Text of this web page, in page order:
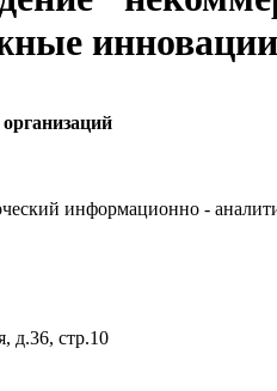
информационно -
д.36, стр.10